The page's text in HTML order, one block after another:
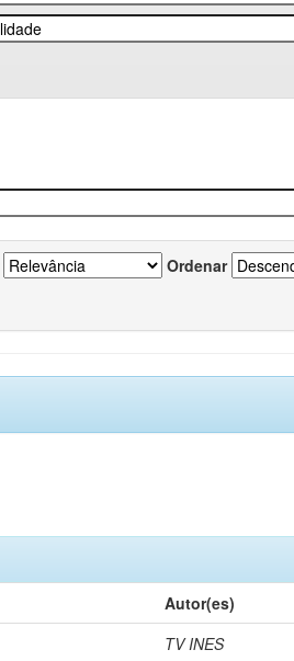
Ordenar
Autor(es)
TV INES